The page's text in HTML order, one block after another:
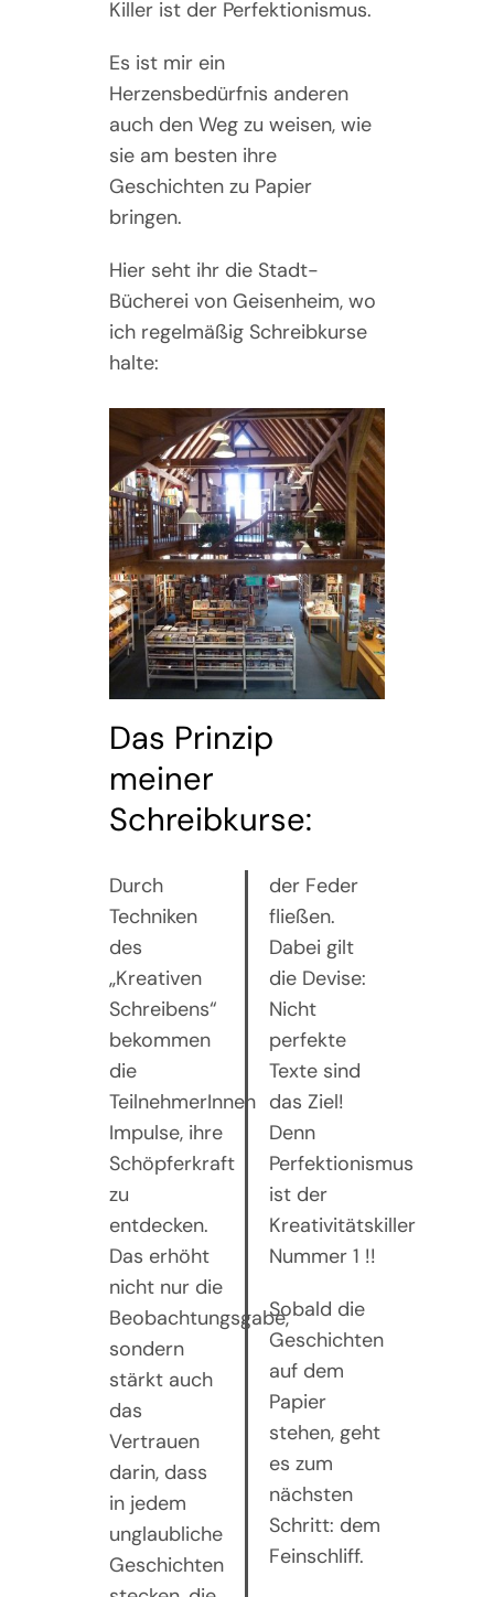
Killer ist der Perfektionismus.
Es ist mir ein
Herzensbedürfnis anderen
auch den Weg zu weisen, wie
sie am besten ihre
Geschichten zu Papier
bringen.
Hier seht ihr die Stadt-
Bücherei von Geisenheim, wo
ich regelmäßig Schreibkurse
halte:
Das Prinzip
meiner
Schreibkurse:
Durch
Techniken
des
„Kreativen
Schreibens“
bekommen
die
TeilnehmerInnen
Impulse, ihre
Schöpferkraft
zu
entdecken.
Das erhöht
nicht nur die
Beobachtungsgabe,
sondern
stärkt auch
das
Vertrauen
darin, dass
in jedem
unglaubliche
Geschichten
der Feder
fließen.
Dabei gilt
die Devise:
Nicht
perfekte
Texte sind
das Ziel!
Denn
Perfektionismus
ist der
Kreativitätskiller
Nummer 1 !!
Sobald die
Geschichten
auf dem
Papier
stehen, geht
es zum
nächsten
Schritt: dem
Feinschliff.